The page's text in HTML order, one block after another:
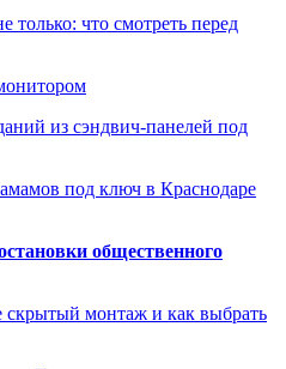
что смотреть перед
из сэндвич-панелей под
под ключ в Краснодаре
общественного
скрытый монтаж и как выбрать